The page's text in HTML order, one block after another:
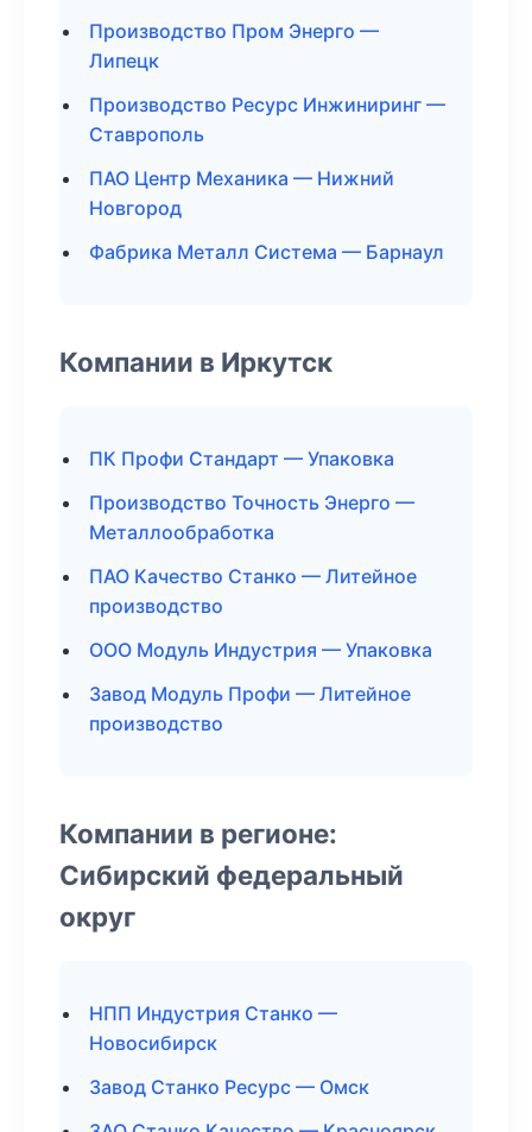
Производство Пром Энерго —
Липецк
Производство Ресурс Инжиниринг —
Ставрополь
ПАО Центр Механика — Нижний
Новгород
Фабрика Металл Система — Барнаул
Компании в Иркутск
ПК Профи Стандарт — Упаковка
Производство Точность Энерго —
Металлообработка
ПАО Качество Станко — Литейное
производство
ООО Модуль Индустрия — Упаковка
Завод Модуль Профи — Литейное
производство
Компании в регионе:
Сибирский федеральный
округ
НПП Индустрия Станко —
Новосибирск
Завод Станко Ресурс — Омск